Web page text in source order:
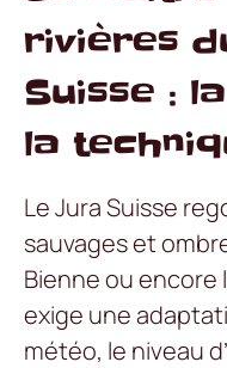
rivières
Suisse :
la
Le Jura Suisse
sauvages et
Bienne ou encore
exige une
météo, le niveau